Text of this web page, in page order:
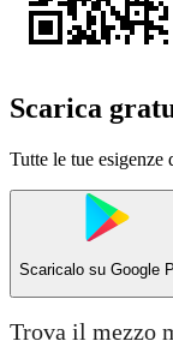
Scarica
Tutte le tue
Scaricalo su Google
Trova il mezzo